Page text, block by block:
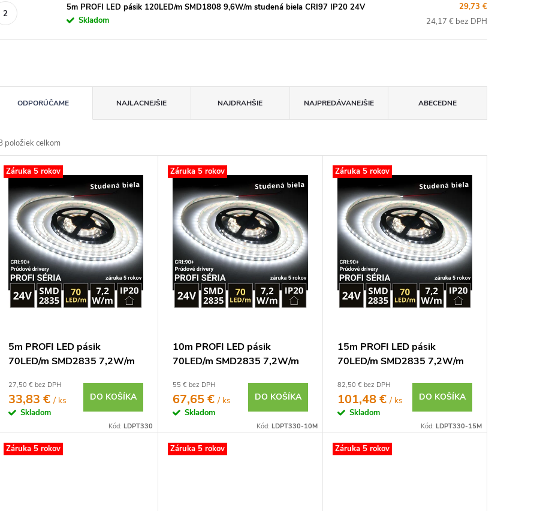
5m PROFI LED pásik 120LED/m SMD1808 9,6W/m studená biela CRI97 IP20 24V
Skladom
29,73 €
24,17 € bez DPH
ODPORÚČAME NAJLACNEJŠIE NAJDRAHŠIE NAJPREDÁVANEJŠIE ABECEDNE
položiek celkom
Záruka 5 rokov
5m PROFI LED pásik
70LED/m SMD2835 7,2W/m
IP20 24V
27,50 € bez DPH
33,83 €/ ks
Skladom
DO KOŠÍKA
Kód:LDPT330
Záruka 5 rokov
10m PROFI LED pásik
70LED/m SMD2835 7,2W/m
IP20 24V
55 € bez DPH
67,65 €/ ks
Skladom
DO KOŠÍKA
Kód: LDPT330-10M
Záruka 5 rokov
15m PROFI LED pásik
70LED/m SMD2835 7,2W/m
IP20 24V
82,50 € bez DPH
101,48 €/ ks
Skladom
DO KOŠÍKA
Kód: LDPT330-15M
Záruka 5 rokov Záruka 5 rokov Záruka 5 rokov